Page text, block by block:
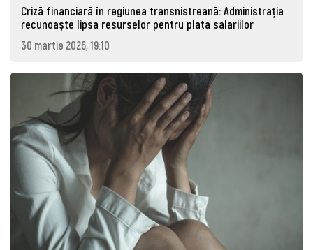
Criză financiară în regiunea transnistreană: Administrația
recunoaște lipsa resurselor pentru plata salariilor
30 martie 2026, 19:10